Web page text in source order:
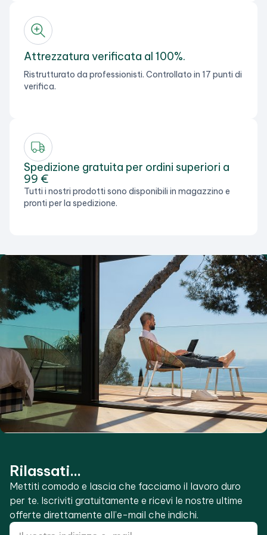
Attrezzatura verificata al 100%.
Ristrutturato da professionisti. Controllato in 17 punti di
verifica.
Spedizione gratuita per ordini superiori a
99 €
Tutti i nostri prodotti sono disponibili in magazzino e
pronti per la spedizione.
Rilassati...
Mettiti comodo e lascia che facciamo il lavoro duro
per te. Iscriviti gratuitamente e ricevi le nostre ultime
offerte direttamente all’e-mail che indichi.